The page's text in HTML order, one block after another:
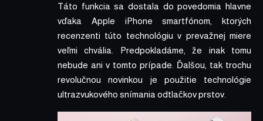
Táto funkcia sa dostala do povedomia hlavne
vďaka Apple iPhone smartfónom, ktorých
recenzenti túto technológiu v prevažnej miere
veľmi chvália. Predpokladáme, že inak tomu
nebude ani v tomto prípade. Ďalšou, tak trochu
revolučnou novinkou je použitie technológie
ultrazvukového snímania odtlačkov prstov.